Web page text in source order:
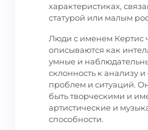
характеристиках,
статурой или малым
Люди с именем Кертис
описываются как
умные и
склонность к анализу
проблем и ситуаций.
быть творческими и
артистические и
способности.